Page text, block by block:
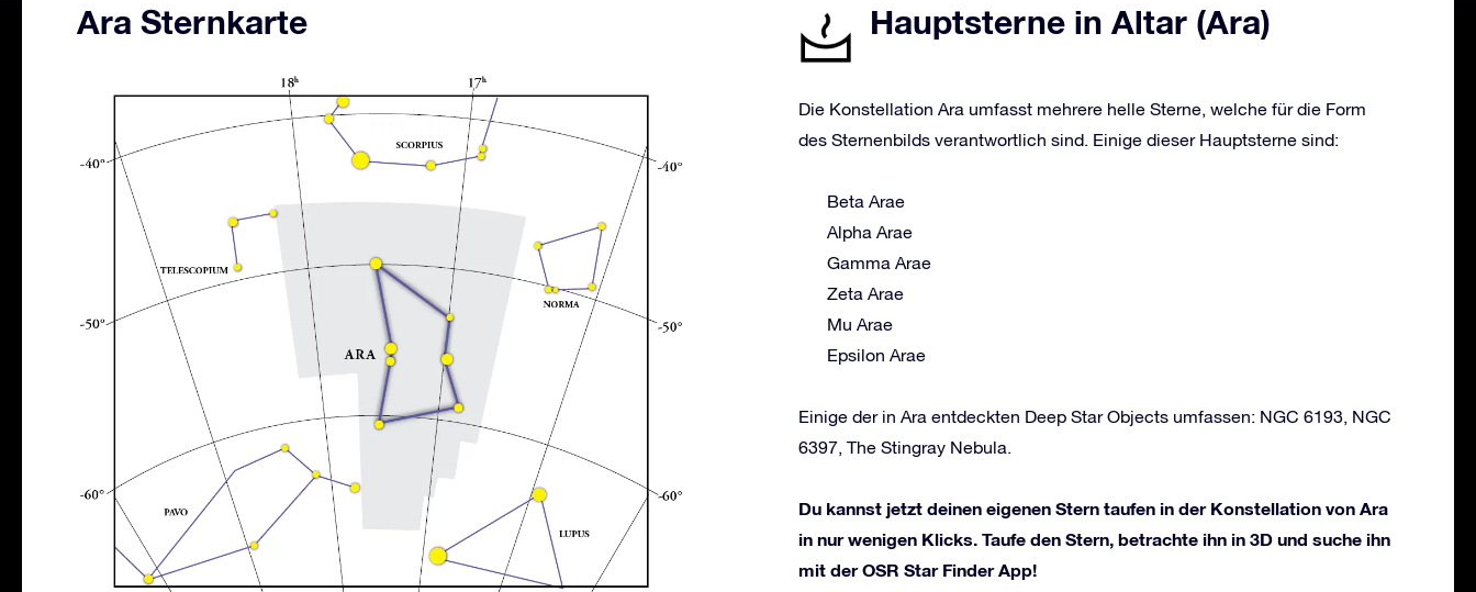
Ara Sternkarte Hauptsterne in Altar (Ara)
Die Konstellation Ara umfasst mehrere helle Sterne, welche für die Form
des Sternenbilds verantwortlich sind. Einige dieser Hauptsterne sind:
Beta Arae
Alpha Arae
Gamma Arae
Zeta Arae
Mu Arae
Epsilon Arae
Einige der in Ara entdeckten Deep Star Objects umfassen: NGC 6193, NGC
6397, The Stingray Nebula.
Du kannst jetzt deinen eigenen Stern taufen in der Konstellation von Ara
in nur wenigen Klicks. Taufe den Stern, betrachte ihn in 3D und suche ihn
mit der OSR Star Finder App!